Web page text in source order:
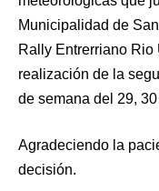
Municipalidad de
Rally Entrerriano Rio
realización de la
de semana del 29,
Agradeciendo la
decisión.